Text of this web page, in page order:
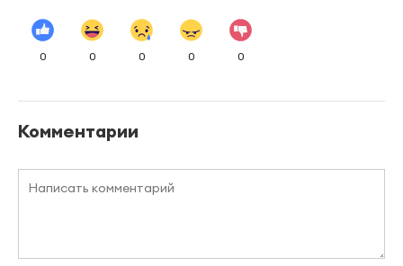
0 0 0 0 0
Комментарии